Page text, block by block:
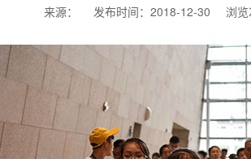
来源： 发布时间：2018-12-30 浏